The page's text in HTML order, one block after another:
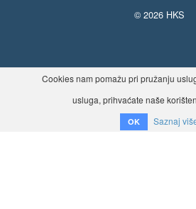
© 2026 HKS
Cookies nam pomažu pri pružanju
usluga, prihvaćate naše
OK Saznaj